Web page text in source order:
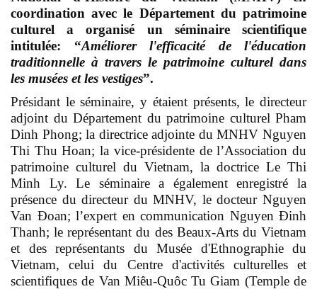
coordination avec le Département du patrimoine
culturel a organisé un séminaire scientifique
intitulée: “Améliorer l'efficacité de l'éducation
traditionnelle à travers le patrimoine culturel dans
les musées et les vestiges”.
Présidant le séminaire, y étaient présents, le directeur
adjoint du Département du patrimoine culturel Pham
Dinh Phong; la directrice adjointe du MNHV Nguyen
Thi Thu Hoan; la vice-présidente de l’Association du
patrimoine culturel du Vietnam, la doctrice Le Thi
Minh Ly. Le séminaire a également enregistré la
présence du directeur du MNHV, le docteur Nguyen
Van Đoan; l’expert en communication Nguyen Đinh
Thanh; le représentant du des Beaux-Arts du Vietnam
et des représentants du Musée d'Ethnographie du
Vietnam, celui du Centre d'activités culturelles et
scientifiques de Van Miêu-Quôc Tu Giam (Temple de